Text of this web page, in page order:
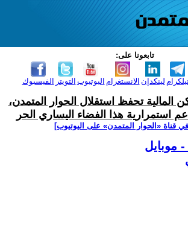
تابعونا على:
الفيسبوك التويتر اليوتيوب الانستغرام لينكدإن
المالية تحفظ استقلال الحوار المتمدن،
استمرارية هذا الفضاء اليساري الحر
قناة ‫«الحوار المتمدن» على اليوتيوب]
- موبايل